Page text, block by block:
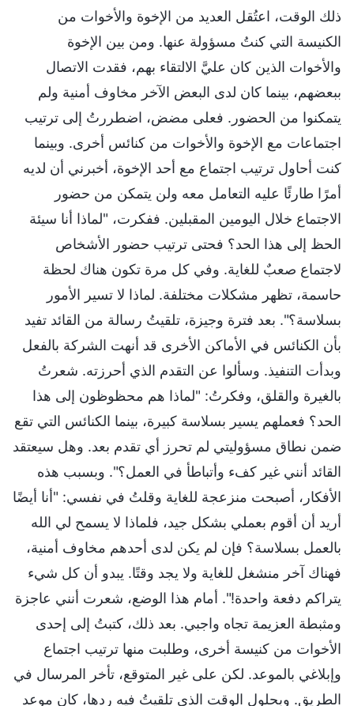
ذلك الوقت، اعتُقل العديد من الإخوة والأخوات من
الكنيسة التي كنتُ مسؤولة عنها. ومن بين الإخوة
والأخوات الذين كان عليَّ الالتقاء بهم، فقدت الاتصال
ببعضهم، بينما كان لدى البعض الآخر مخاوف أمنية ولم
يتمكنوا من الحضور. فعلى مضض، اضطررتُ إلى ترتيب
اجتماعات مع الإخوة والأخوات من كنائس أخرى. وبينما
كنت أحاول ترتيب اجتماع مع أحد الإخوة، أخبرني أن لديه
أمرًا طارئًا عليه التعامل معه ولن يتمكن من حضور
الاجتماع خلال اليومين المقبلين. ففكرت، "لماذا أنا سيئة
الحظ إلى هذا الحد؟ فحتى ترتيب حضور الأشخاص
لاجتماع صعبٌ للغاية. وفي كل مرة تكون هناك لحظة
حاسمة، تظهر مشكلات مختلفة. لماذا لا تسير الأمور
بسلاسة؟". بعد فترة وجيزة، تلقيتُ رسالة من القائد تفيد
بأن الكنائس في الأماكن الأخرى قد أنهت الشركة بالفعل
وبدأت التنفيذ. وسألوا عن التقدم الذي أحرزته. شعرتُ
بالغيرة والقلق، وفكرتُ: "لماذا هم محظوظون إلى هذا
الحد؟ فعملهم يسير بسلاسة كبيرة، بينما الكنائس التي تقع
ضمن نطاق مسؤوليتي لم تحرز أي تقدم بعد. وهل سيعتقد
القائد أنني غير كفء وأتباطأ في العمل؟". وبسبب هذه
الأفكار، أصبحت منزعجة للغاية وقلتُ في نفسي: "أنا أيضًا
أريد أن أقوم بعملي بشكل جيد، فلماذا لا يسمح لي الله
بالعمل بسلاسة؟ فإن لم يكن لدى أحدهم مخاوف أمنية،
فهناك آخر منشغل للغاية ولا يجد وقتًا. يبدو أن كل شيء
يتراكم دفعة واحدة!". أمام هذا الوضع، شعرت أنني عاجزة
ومثبطة العزيمة تجاه واجبي. بعد ذلك، كتبتُ إلى إحدى
الأخوات من كنيسة أخرى، وطلبت منها ترتيب اجتماع
وإبلاغي بالموعد. لكن على غير المتوقع، تأخر المرسال في
الطريق. وبحلول الوقت الذي تلقيتُ فيه ردها، كان موعد